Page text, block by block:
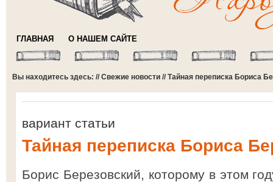
ГЛАВНАЯ О НАШЕМ САЙТЕ
Вы находитесь здесь: //Свежие новости // Тайная переписка Бориса
вариант статьи
Тайная переписка Бориса
Борис Березовский, которому в этом